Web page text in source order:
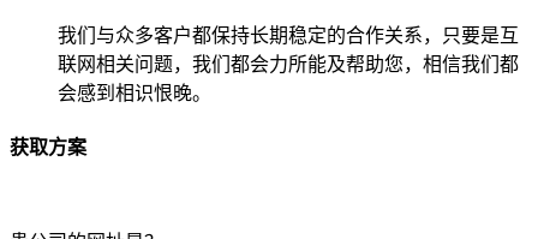
我们与众多客户都保持长期稳定的合作关系，只要是互
联网相关问题，我们都会力所能及帮助您，相信我们都
会感到相识恨晚。
获取方案